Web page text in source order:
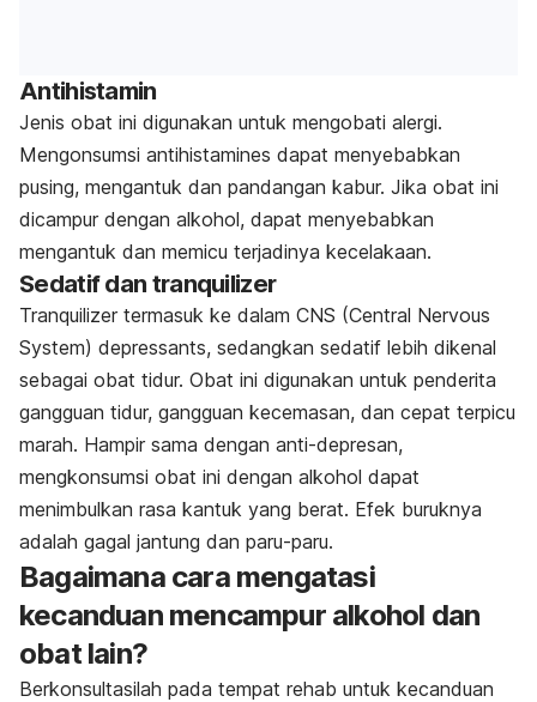
Antihistamin
Jenis obat ini digunakan untuk mengobati alergi.
Mengonsumsi antihistamines dapat menyebabkan
pusing, mengantuk dan pandangan kabur. Jika obat ini
dicampur dengan alkohol, dapat menyebabkan
mengantuk dan memicu terjadinya kecelakaan.
Sedatif dan tranquilizer
Tranquilizer termasuk ke dalam CNS (Central Nervous
System) depressants, sedangkan sedatif lebih dikenal
sebagai obat tidur. Obat ini digunakan untuk penderita
gangguan tidur, gangguan kecemasan, dan cepat terpicu
marah. Hampir sama dengan anti-depresan,
mengkonsumsi obat ini dengan alkohol dapat
menimbulkan rasa kantuk yang berat. Efek buruknya
adalah gagal jantung dan paru-paru.
Bagaimana cara mengatasi
kecanduan mencampur alkohol dan
obat lain?
Berkonsultasilah pada tempat rehab untuk kecanduan